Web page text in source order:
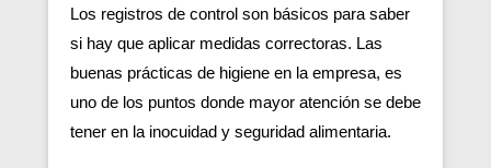
Los registros de control son básicos para saber
si hay que aplicar medidas correctoras. Las
buenas prácticas de higiene en la empresa, es
uno de los puntos donde mayor atención se debe
tener en la inocuidad y seguridad alimentaria.